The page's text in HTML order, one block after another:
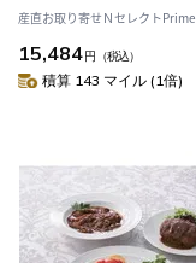
産直お取り寄せＮセレクトPrime
15,484円 （税込）
積算 143 マイル (1倍)